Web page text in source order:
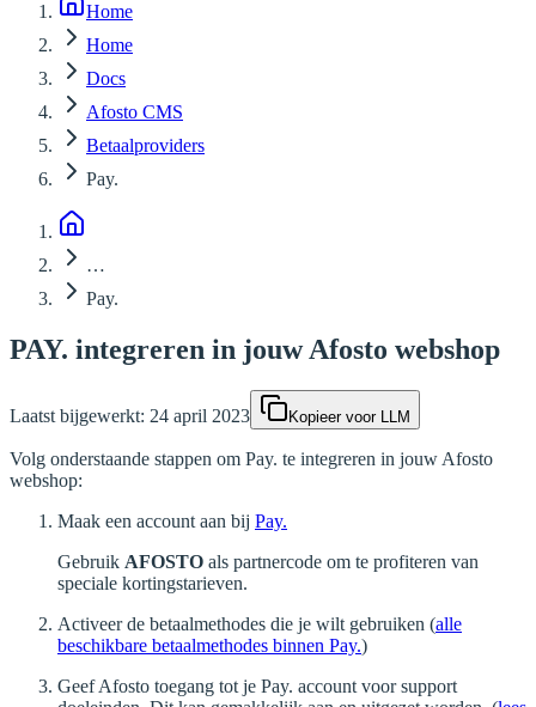
Home
Home
Docs
Afosto CMS
Betaalproviders
Pay.
…
Pay.
PAY. integreren in jouw Afosto webshop
Laatst bijgewerkt: 24 april 2023 Kopieer voor LLM
Volg onderstaande stappen om Pay. te integreren in jouw Afosto
webshop:
Maak een account aan bij Pay.
Gebruik AFOSTO als partnercode om te profiteren van
speciale kortingstarieven.
Activeer de betaalmethodes die je wilt gebruiken (alle
beschikbare betaalmethodes binnen Pay.)
Geef Afosto toegang tot je Pay. account voor support